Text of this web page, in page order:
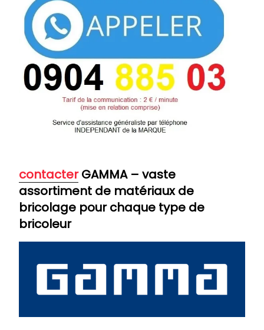
contacterGAMMA – vaste
assortiment de matériaux de
bricolage pour chaque type de
bricoleur